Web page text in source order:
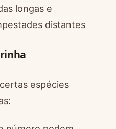
longas e
distantes
espécies